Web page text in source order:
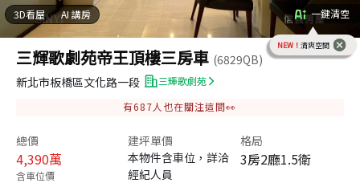
3D看屋 AI 講房 一鍵清空
NEW！ 清爽空間
三輝歌劇苑帝王頂樓三房車 (6829QB)
新北市板橋區文化路一段
三輝歌劇苑
有687人也在關注這間👀
總價
4,390萬
含車位價
建坪單價
本物件含車位，詳洽
經紀人員
格局
3房2廳1.5衛